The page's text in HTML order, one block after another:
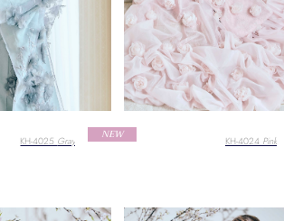
KH-4025 Gray NEW KH-4024 Pink